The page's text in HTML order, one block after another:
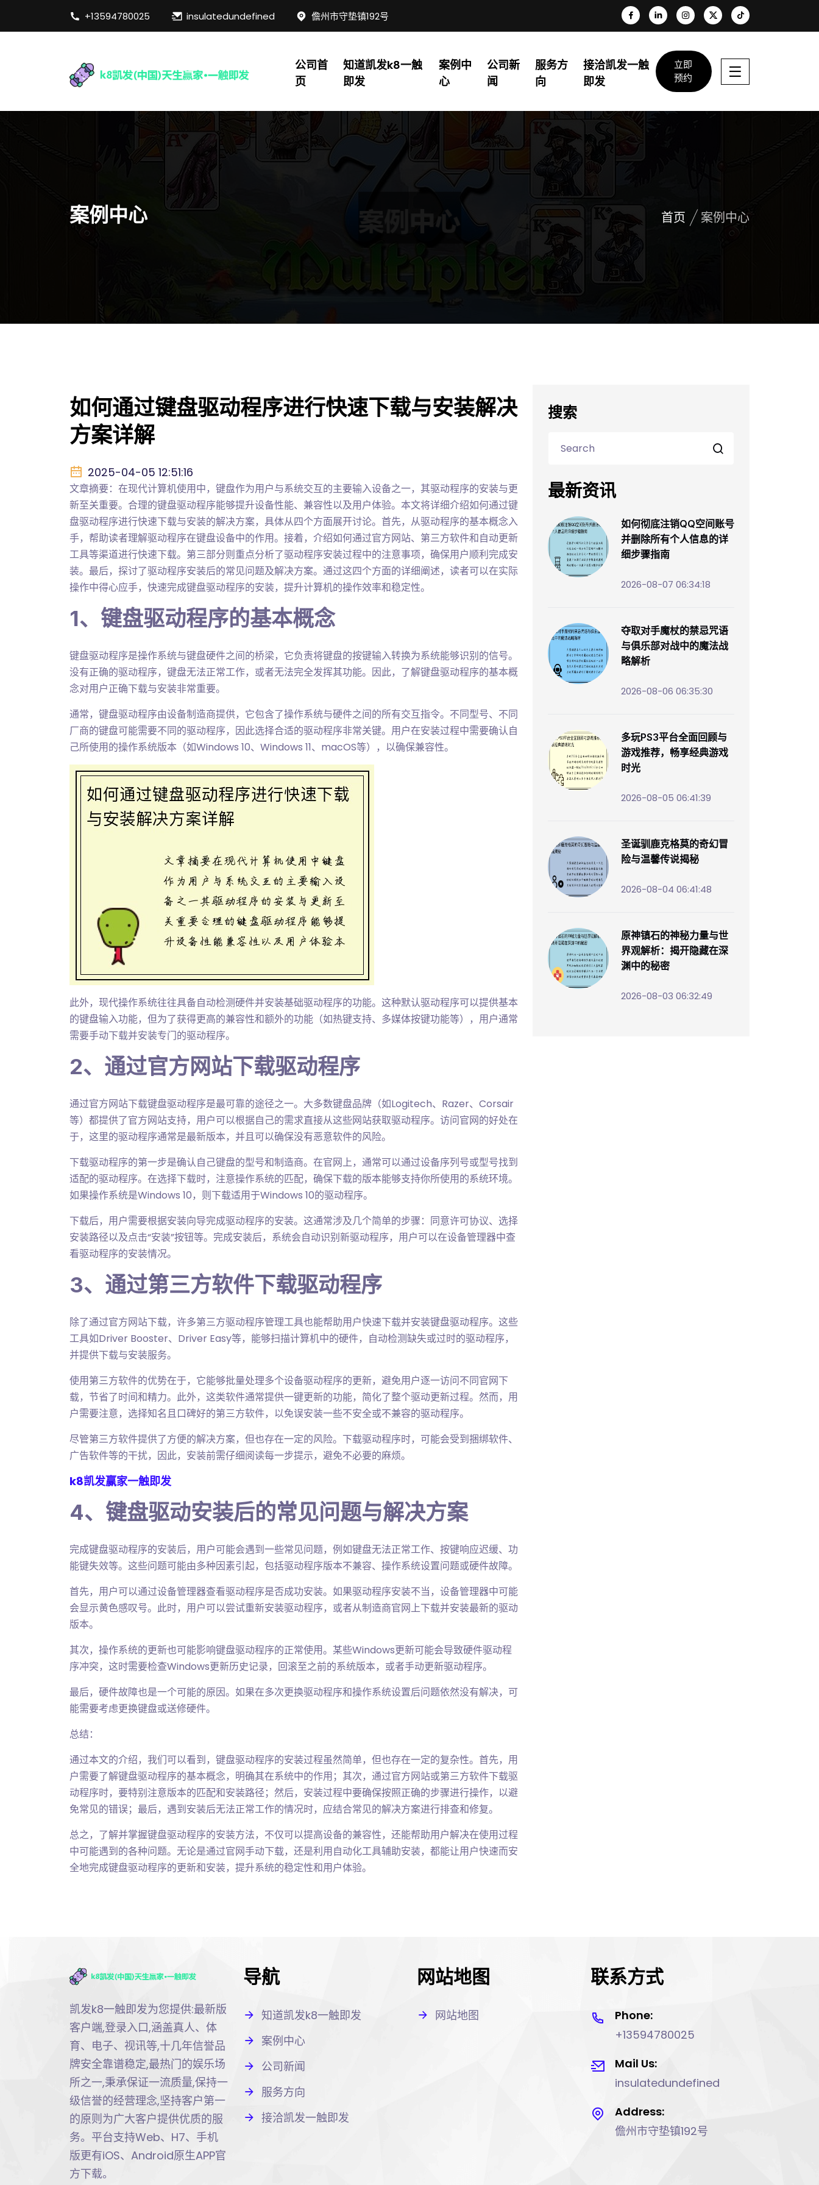
+13594780025 insulatedundefined 儋州市守垫镇192号
公司首
页
知道凯发k8一触
即发
案例中
心
公司新
闻
服务方
向
接洽凯发一触
即发
立即
预约
案例中心 首页 案例中心
如何通过键盘驱动程序进行快速下载与安装解决
方案详解
2025-04-05 12:51:16
文章摘要：在现代计算机使用中，键盘作为用户与系统交互的主要输入设备之一，其驱动程序的安装与更
新至关重要。合理的键盘驱动程序能够提升设备性能、兼容性以及用户体验。本文将详细介绍如何通过键
盘驱动程序进行快速下载与安装的解决方案，具体从四个方面展开讨论。首先，从驱动程序的基本概念入
手，帮助读者理解驱动程序在键盘设备中的作用。接着，介绍如何通过官方网站、第三方软件和自动更新
工具等渠道进行快速下载。第三部分则重点分析了驱动程序安装过程中的注意事项，确保用户顺利完成安
装。最后，探讨了驱动程序安装后的常见问题及解决方案。通过这四个方面的详细阐述，读者可以在实际
操作中得心应手，快速完成键盘驱动程序的安装，提升计算机的操作效率和稳定性。
1、键盘驱动程序的基本概念
键盘驱动程序是操作系统与键盘硬件之间的桥梁，它负责将键盘的按键输入转换为系统能够识别的信号。
没有正确的驱动程序，键盘无法正常工作，或者无法完全发挥其功能。因此，了解键盘驱动程序的基本概
念对用户正确下载与安装非常重要。
通常，键盘驱动程序由设备制造商提供，它包含了操作系统与硬件之间的所有交互指令。不同型号、不同
厂商的键盘可能需要不同的驱动程序，因此选择合适的驱动程序非常关键。用户在安装过程中需要确认自
己所使用的操作系统版本（如Windows 10、Windows 11、macOS等），以确保兼容性。
此外，现代操作系统往往具备自动检测硬件并安装基础驱动程序的功能。这种默认驱动程序可以提供基本
的键盘输入功能，但为了获得更高的兼容性和额外的功能（如热键支持、多媒体按键功能等），用户通常
需要手动下载并安装专门的驱动程序。
2、通过官方网站下载驱动程序
通过官方网站下载键盘驱动程序是最可靠的途径之一。大多数键盘品牌（如Logitech、Razer、Corsair
等）都提供了官方网站支持，用户可以根据自己的需求直接从这些网站获取驱动程序。访问官网的好处在
于，这里的驱动程序通常是最新版本，并且可以确保没有恶意软件的风险。
下载驱动程序的第一步是确认自己键盘的型号和制造商。在官网上，通常可以通过设备序列号或型号找到
适配的驱动程序。在选择下载时，注意操作系统的匹配，确保下载的版本能够支持你所使用的系统环境。
如果操作系统是Windows 10，则下载适用于Windows 10的驱动程序。
下载后，用户需要根据安装向导完成驱动程序的安装。这通常涉及几个简单的步骤：同意许可协议、选择
安装路径以及点击“安装”按钮等。完成安装后，系统会自动识别新驱动程序，用户可以在设备管理器中查
看驱动程序的安装情况。
3、通过第三方软件下载驱动程序
除了通过官方网站下载，许多第三方驱动程序管理工具也能帮助用户快速下载并安装键盘驱动程序。这些
工具如Driver Booster、Driver Easy等，能够扫描计算机中的硬件，自动检测缺失或过时的驱动程序，
并提供下载与安装服务。
使用第三方软件的优势在于，它能够批量处理多个设备驱动程序的更新，避免用户逐一访问不同官网下
载，节省了时间和精力。此外，这类软件通常提供一键更新的功能，简化了整个驱动更新过程。然而，用
户需要注意，选择知名且口碑好的第三方软件，以免误安装一些不安全或不兼容的驱动程序。
尽管第三方软件提供了方便的解决方案，但也存在一定的风险。下载驱动程序时，可能会受到捆绑软件、
广告软件等的干扰，因此，安装前需仔细阅读每一步提示，避免不必要的麻烦。
k8凯发赢家一触即发
4、键盘驱动安装后的常见问题与解决方案
完成键盘驱动程序的安装后，用户可能会遇到一些常见问题，例如键盘无法正常工作、按键响应迟缓、功
能键失效等。这些问题可能由多种因素引起，包括驱动程序版本不兼容、操作系统设置问题或硬件故障。
首先，用户可以通过设备管理器查看驱动程序是否成功安装。如果驱动程序安装不当，设备管理器中可能
会显示黄色感叹号。此时，用户可以尝试重新安装驱动程序，或者从制造商官网上下载并安装最新的驱动
版本。
其次，操作系统的更新也可能影响键盘驱动程序的正常使用。某些Windows更新可能会导致硬件驱动程
序冲突，这时需要检查Windows更新历史记录，回滚至之前的系统版本，或者手动更新驱动程序。
最后，硬件故障也是一个可能的原因。如果在多次更换驱动程序和操作系统设置后问题依然没有解决，可
能需要考虑更换键盘或送修硬件。
总结：
通过本文的介绍，我们可以看到，键盘驱动程序的安装过程虽然简单，但也存在一定的复杂性。首先，用
户需要了解键盘驱动程序的基本概念，明确其在系统中的作用；其次，通过官方网站或第三方软件下载驱
动程序时，要特别注意版本的匹配和安装路径；然后，安装过程中要确保按照正确的步骤进行操作，以避
免常见的错误；最后，遇到安装后无法正常工作的情况时，应结合常见的解决方案进行排查和修复。
总之，了解并掌握键盘驱动程序的安装方法，不仅可以提高设备的兼容性，还能帮助用户解决在使用过程
中可能遇到的各种问题。无论是通过官网手动下载，还是利用自动化工具辅助安装，都能让用户快速而安
全地完成键盘驱动程序的更新和安装，提升系统的稳定性和用户体验。
搜索
最新资讯
如何彻底注销QQ空间账号
并删除所有个人信息的详
细步骤指南
2026-08-07 06:34:18
夺取对手魔杖的禁忌咒语
与俱乐部对战中的魔法战
略解析
2026-08-06 06:35:30
多玩PS3平台全面回顾与
游戏推荐，畅享经典游戏
时光
2026-08-05 06:41:39
圣诞驯鹿克格莫的奇幻冒
险与温馨传说揭秘
2026-08-04 06:41:48
原神镇石的神秘力量与世
界观解析：揭开隐藏在深
渊中的秘密
2026-08-03 06:32:49
凯发k8一触即发为您提供:最新版
客户端,登录入口,涵盖真人、体
育、电子、视讯等,十几年信誉品
牌安全靠谱稳定,最热门的娱乐场
所之一,秉承保证一流质量,保持一
级信誉的经营理念,坚持客户第一
的原则为广大客户提供优质的服
务。平台支持Web、H7、手机
版更有iOS、Android原生APP官
方下载。
导航
知道凯发k8一触即发
案例中心
公司新闻
服务方向
接洽凯发一触即发
网站地图
网站地图
联系方式
Phone:
+13594780025
Mail Us:
insulatedundefined
Address:
儋州市守垫镇192号